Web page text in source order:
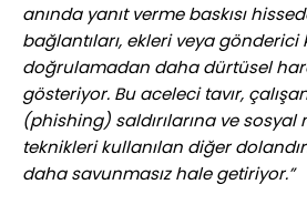
anında yanıt verme baskısı
bağlantıları, ekleri veya
doğrulamadan daha dürtüsel
gösteriyor. Bu aceleci tavır,
(phishing) saldırılarına ve
teknikleri kullanılan diğer
daha savunmasız hale getiriyor.”